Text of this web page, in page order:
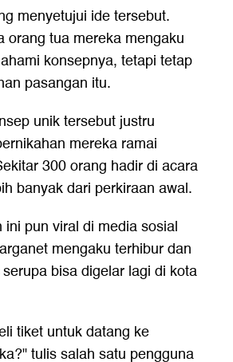
menyetujui ide tersebut.
orang tua mereka mengaku
konsepnya, tetapi tetap
pasangan itu.
unik tersebut justru
mereka ramai
300 orang hadir di acara
banyak dari perkiraan awal.
pun viral di media sosial
mengaku terhibur dan
bisa digelar lagi di kota
tiket untuk datang ke
tulis salah satu pengguna